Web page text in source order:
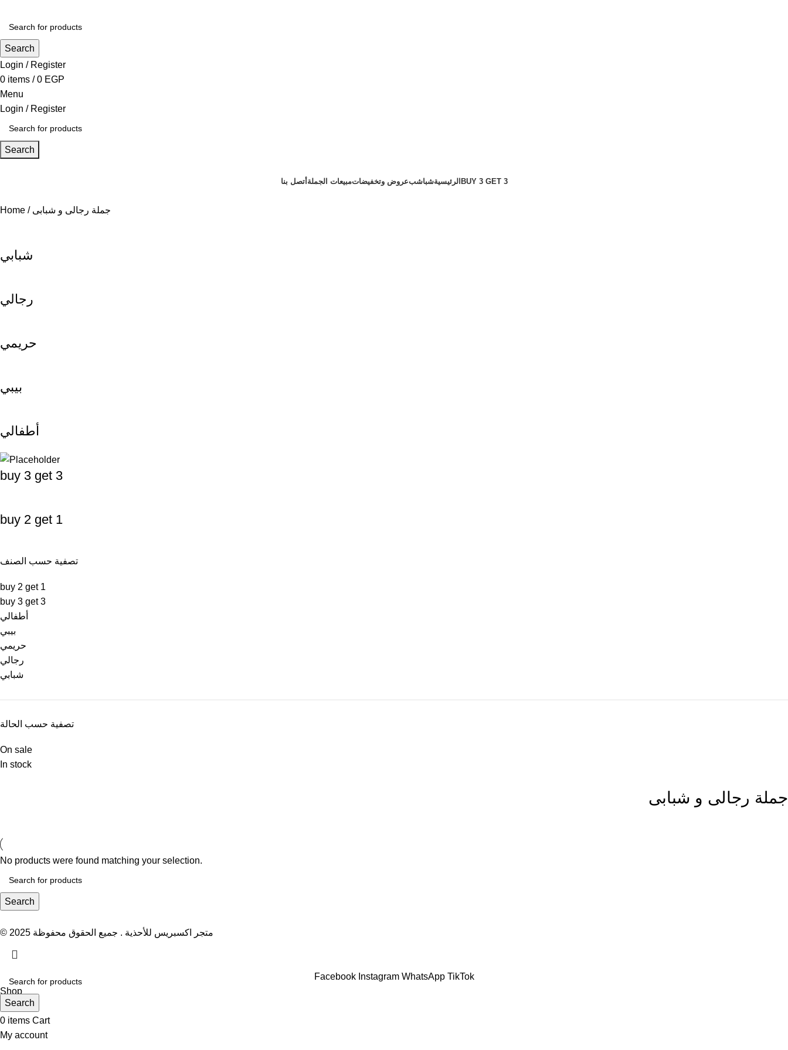
Search
Login / Register
0 items / 0 EGP
Menu
Login / Register
Search
أتصل بنا مبيعات الجملةعروض وتخفيضاتشباشبالرئيسية BUY 3 GET 3
Home جملة رجالى و شبابى
شبابي
رجالي
حريمي
بيبي
أطفالي
buy 3 get 3
buy 2 get 1
تصفية حسب الصنف
buy 2 get 1
buy 3 get 3
أطفالي
بيبي
حريمي
رجالي
شبابي
تصفية حسب الحالة
On sale
In stock
جملة رجالى و شبابى
No products were found matching your selection.
Search
© 2025 متجر اكسبريس للأحذية . جميع الحقوق محفوظة
Search
Facebook Instagram WhatsApp TikTok
Shop
Filters
0 items Cart
My account